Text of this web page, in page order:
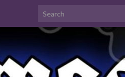
Search for: